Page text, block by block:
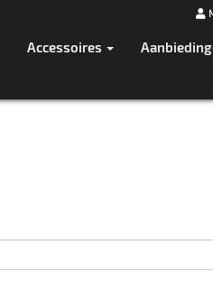
Accessoires